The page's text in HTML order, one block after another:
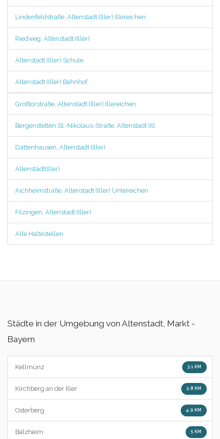
Lindenfeldstraße, Altenstadt (Iller) Illereichen
Riedweg, Altenstadt (Iller)
Altenstadt (Iller) Schule
Altenstadt (Iller) Bahnhof
Großtorstraße, Altenstadt (Iller) Illereichen
Bergenstetten St.-Nikolaus-Straße, Altenstadt (Ill
Dattenhausen, Altenstadt (Iller)
Altenstadt(Iller)
Aichheimstraße, Altenstadt (Iller) Untereichen
Filzingen, Altenstadt (Iller)
Alle Haltestellen
Städte in der Umgebung von Altenstadt, Markt -
Bayern
Kellmünz 3.1 KM
Kirchberg an der Iller 3.8 KM
Osterberg 4.9 KM
Balzheim 5 KM